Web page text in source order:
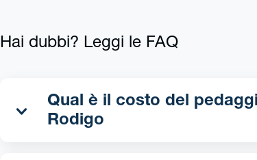
Hai dubbi? Leggi le FAQ
Qual è il costo del pedaggio tra
Rodigo